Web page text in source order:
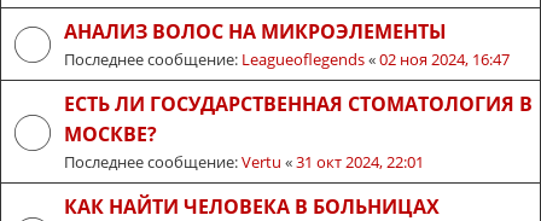
АНАЛИЗ ВОЛОС НА МИКРОЭЛЕМЕНТЫ
Последнее сообщение: Leagueoflegends«02 ноя 2024, 16:47
ЕСТЬ ЛИ ГОСУДАРСТВЕННАЯ СТОМАТОЛОГИЯ В
МОСКВЕ?
Последнее сообщение:Vertu «31 окт 2024, 22:01
КАК НАЙТИ ЧЕЛОВЕКА В БОЛЬНИЦАХ